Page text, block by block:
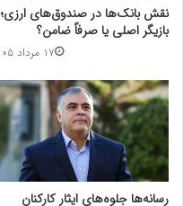
نقش بانک‌ها در صندوق‌های ارزی؛
بازیگر اصلی یا صرفاً ضامن؟
۱۷ مرداد ۱۴۰۵
رسانه‌ها جلوه‌های ایثار کارکنان